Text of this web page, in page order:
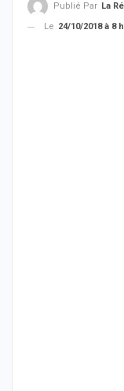
Publié Par La
Le 24/10/2018 à 8